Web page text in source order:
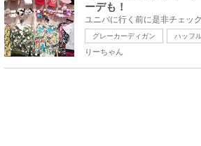
ーデも！
グレーカーディガン ハッフ
りーちゃん